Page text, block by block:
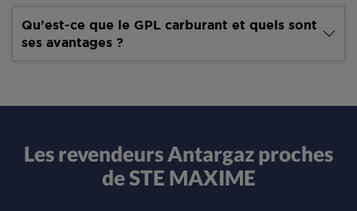
Qu’est-ce que le GPL carburant et quels sont
ses avantages ?
Les revendeurs Antargaz proches
de STE MAXIME